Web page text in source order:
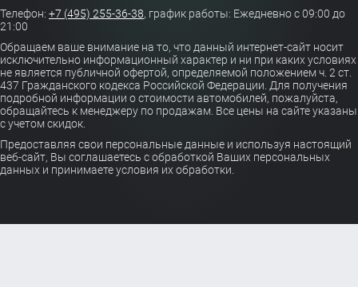
Телефон: +7 (495) 255-36-38, график работы: Ежедневно с 09:00 до
21:00
Обращаем ваше внимание на то, что данный интернет-сайт носит
исключительно информационный характер и ни при каких условиях
не является публичной офертой, определяемой положением ч. 2 ст.
437 Гражданского кодекса Российской Федерации. Для получения
подробной информации о стоимости автомобилей, пожалуйста,
обращайтесь к менеджеру по продажам. Все цены на сайте указаны
с учетом скидок.
Предоставляя свои персональные данные и используя настоящий
веб-сайт, Вы соглашаетесь с обработкой Ваших персональных
данных и принимаете условия их обработки.